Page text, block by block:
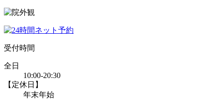
受付時間
全日
10:00-20:30
【定休日】
年末年始